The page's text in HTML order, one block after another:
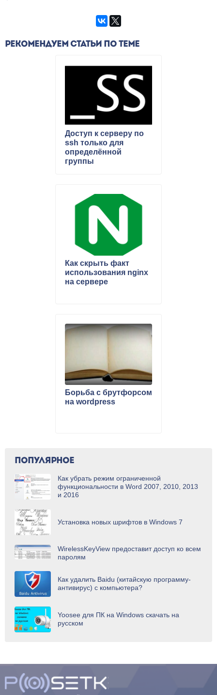
РЕКОМЕНДУЕМ СТАТЬИ ПО ТЕМЕ
Доступ к серверу по
ssh только для
определённой
группы
Как скрыть факт
использования nginx
на сервере
Борьба с брутфорсом
на wordpress
ПОПУЛЯРНОЕ
Как убрать режим ограниченной
функциональности в Word 2007, 2010, 2013
и 2016
Установка новых шрифтов в Windows 7
WirelessKeyView предоставит доступ ко всем
паролям
Как удалить Baidu (китайскую программу-
антивирус) с компьютера?
Yoosee для ПК на Windows скачать на
русском